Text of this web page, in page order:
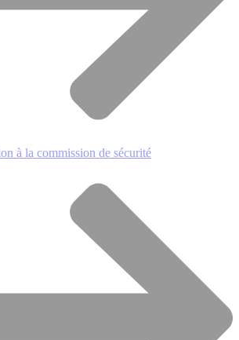
à la commission de sécurité